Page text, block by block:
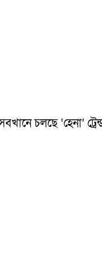
চলছে ‘হেনা’